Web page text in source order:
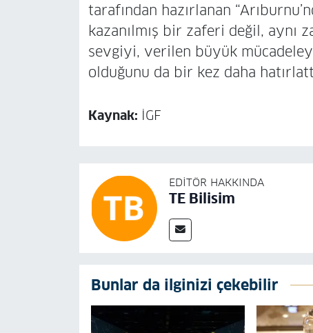
tarafından hazırlanan
kazanılmış bir zaferi değil, aynı
sevgiyi, verilen büyük
olduğunu da bir kez daha
Kaynak: İGF
EDITÖR HAKKINDA
TE Bilisim
Bunlar da ilginizi çekebilir